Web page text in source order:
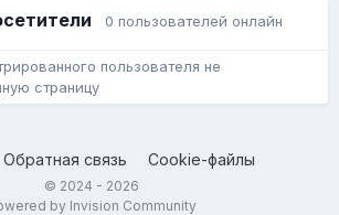
0 пользователей онлайн
пользователя не
страницу
Обратная связь Cookie-файлы
© 2024 - 2026
by Invision Community